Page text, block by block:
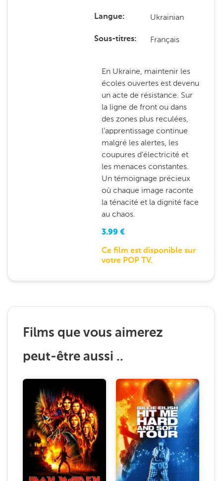
Langue Ukrainian
Sous-titres Français
En Ukraine, maintenir les
écoles ouvertes est devenu
un acte de résistance. Sur
la ligne de front ou dans
des zones plus reculées,
l’apprentissage continue
malgré les alertes, les
coupures d’électricité et
les menaces constantes.
Un témoignage précieux
où chaque image raconte
la ténacité et la dignité face
au chaos.
3.99 €
Ce film est disponible sur
votre POP TV.
Films que vous aimerez
peut-être aussi ..